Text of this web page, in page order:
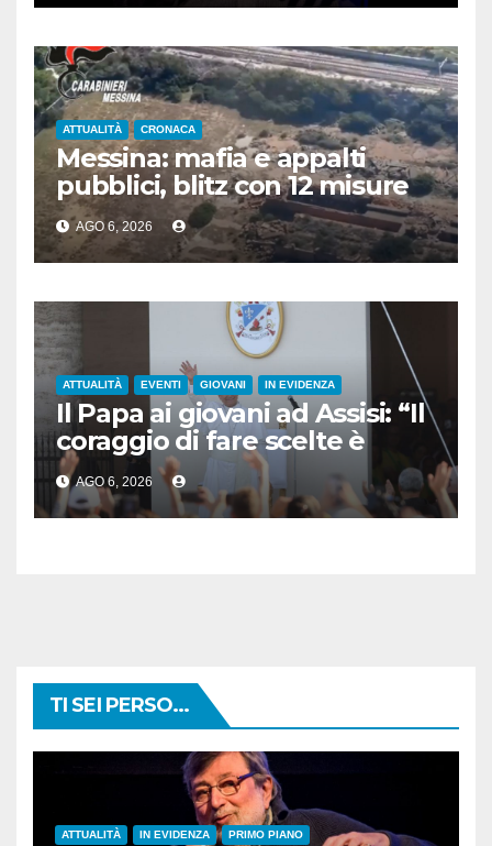
ATTUALITÀ CRONACA
Messina: mafia e appalti
pubblici, blitz con 12 misure
cautelari
AGO 6, 2026
ATTUALITÀ EVENTI GIOVANI IN EVIDENZA
Il Papa ai giovani ad Assisi: “Il
coraggio di fare scelte è
l’atto più rivoluzionario”
AGO 6, 2026
TI SEI PERSO...
ATTUALITÀ IN EVIDENZA PRIMO PIANO